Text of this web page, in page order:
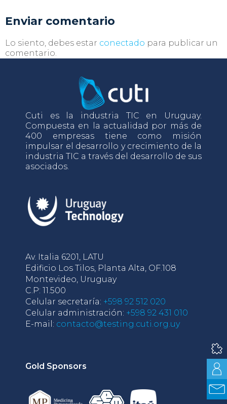
Enviar comentario
Lo siento, debes estar conectado para publicar un
comentario.
Cuti es la industria TIC en Uruguay.
Compuesta en la actualidad por más de
400 empresas tiene como misión
impulsar el desarrollo y crecimiento de la
industria TIC a través del desarrollo de sus
asociados.
Av. Italia 6201, LATU
Edificio Los Tilos, Planta Alta, OF.108
Montevideo, Uruguay
C.P: 11.500
Celular secretaría: +598 92 512 020
Celular administración: +598 92 431 010
E-mail: contacto@testing.cuti.org.uy
Gold Sponsors